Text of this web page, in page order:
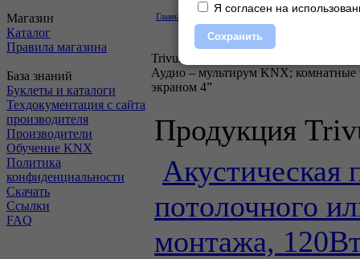
Магазин
Каталог
Правила магазина
База знаний
Буклеты и каталоги
Техдокументация с сайта
производителя
Производители
Обучение KNX
Политика
конфиденциальности
Скачать
Ссылки
FAQ
Главная
Trivum
Аудио – мультирум KNX;
экраном 4”
Продукция
Акустическая
потолочного
монтажа,
Я согласен на
Сохранить